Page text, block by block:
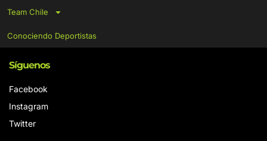
Team Chile
Conociendo Deportistas
Síguenos
Facebook
Instagram
Twitter